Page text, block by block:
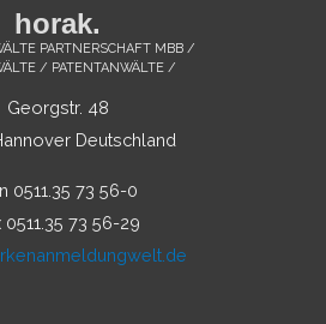
horak.
PARTNERSCHAFT MBB /
/ PATENTANWÄLTE /
Georgstr. 48
Deutschland
0511.35 73 56-0
0511.35 73 56-29